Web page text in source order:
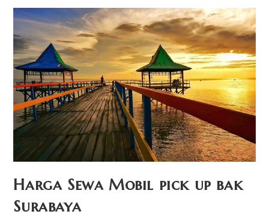
Harga Sewa Mobil pick up bak
Surabaya